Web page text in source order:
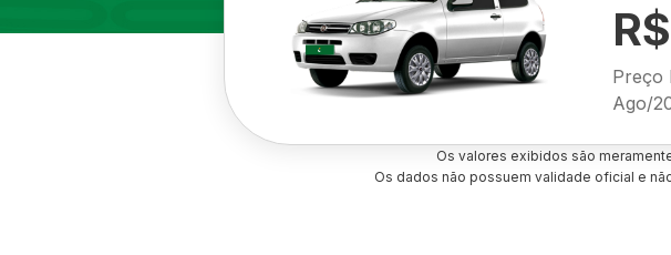
Preço
Ago/
Os valores exibidos são
Os dados não possuem validade oficial e